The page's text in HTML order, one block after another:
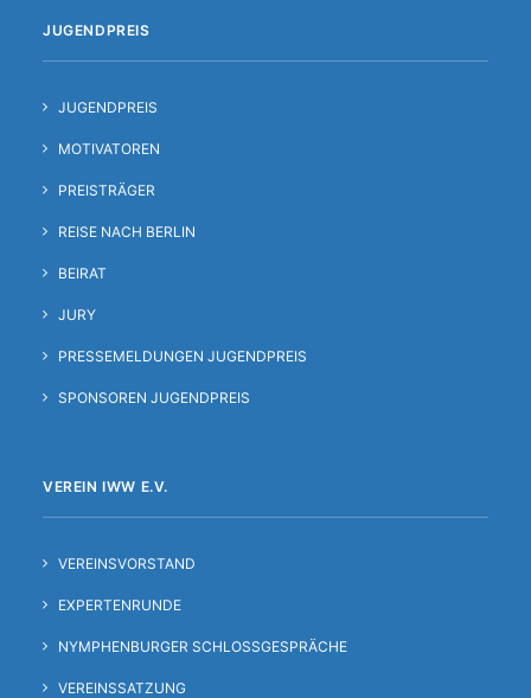
JUGENDPREIS
JUGENDPREIS
MOTIVATOREN
PREISTRÄGER
REISE NACH BERLIN
BEIRAT
JURY
PRESSEMELDUNGEN JUGENDPREIS
SPONSOREN JUGENDPREIS
VEREIN IWW E.V.
VEREINSVORSTAND
EXPERTENRUNDE
NYMPHENBURGER SCHLOSSGESPRÄCHE
VEREINSSATZUNG